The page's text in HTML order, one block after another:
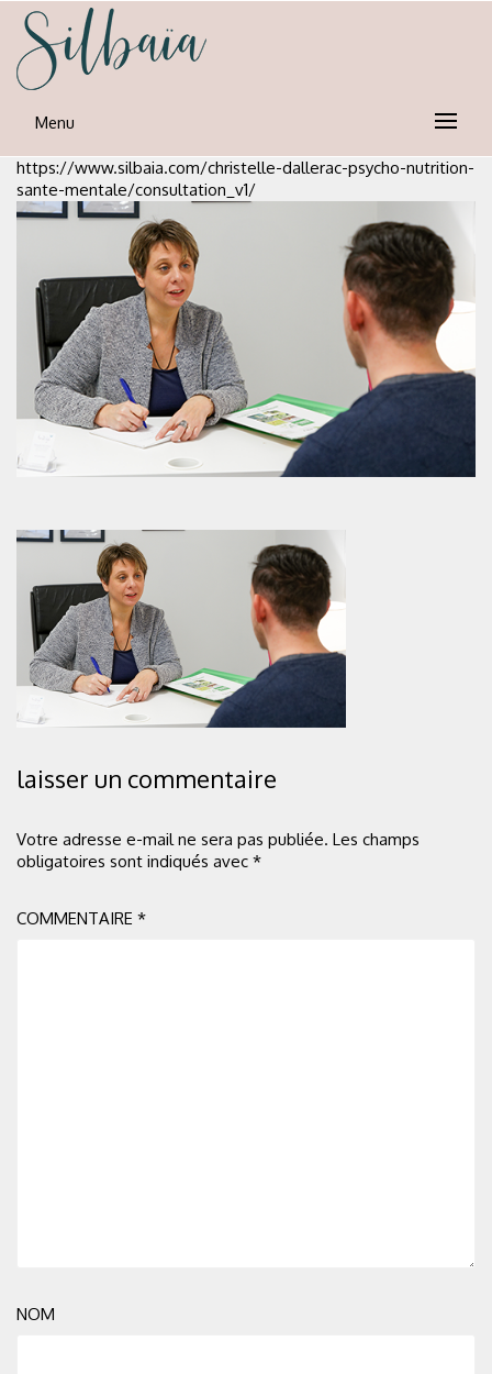
Skip
content
silbaia
Menu
https://www.silbaia.com/christelle-dallerac-psycho-nutrition-
sante-mentale/consultation_v1/
laisser un commentaire
Votre adresse e-mail ne sera pas publiée. Les champs
obligatoires sont indiqués avec *
COMMENTAIRE *
NOM